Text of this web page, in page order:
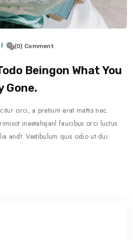
(0) Comment
Beingon What You
Gone.
orci, a pretium erat mattis nec.
inaetahsjanl faucibus orci luctus
andt. Vestibulum quis odio ut dui